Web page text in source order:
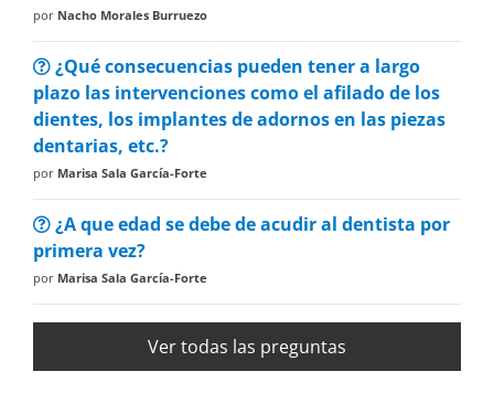
por Nacho Morales Burruezo
¿Qué consecuencias pueden tener a largo
plazo las intervenciones como el afilado de los
dientes, los implantes de adornos en las piezas
dentarias, etc.?
por Marisa Sala García-Forte
¿A que edad se debe de acudir al dentista por
primera vez?
por Marisa Sala García-Forte
Ver todas las preguntas